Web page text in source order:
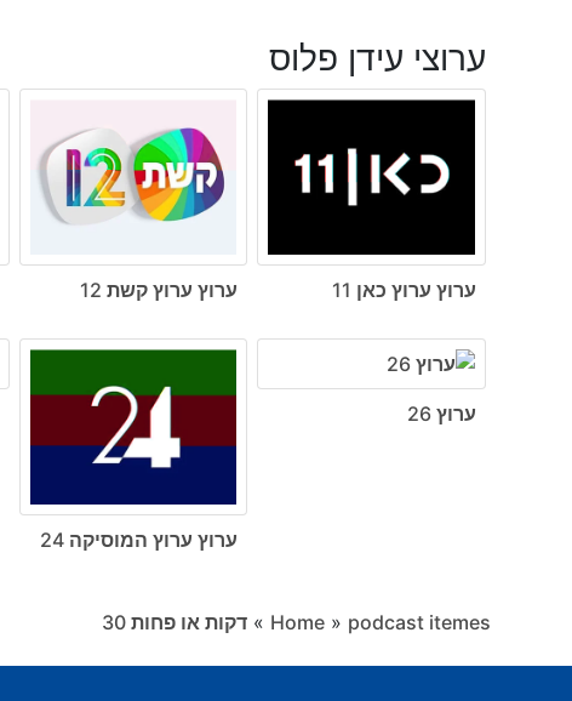
ערוצי עידן פלוס
ערוץ ערוץ כאן 11 ערוץ ערוץ קשת 12
ערוץ 26
ערוץ ערוץ המוסיקה 24
Home » podcast itemes
» דקות או פחות ‎30